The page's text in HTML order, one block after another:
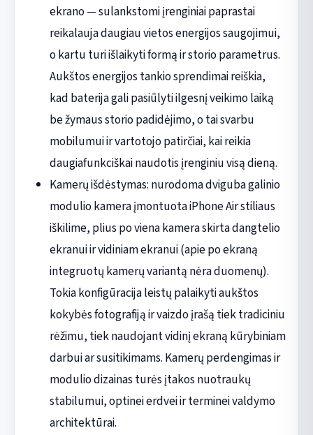
ekrano — sulankstomi įrenginiai paprastai
reikalauja daugiau vietos energijos saugojimui,
o kartu turi išlaikyti formą ir storio parametrus.
Aukštos energijos tankio sprendimai reiškia,
kad baterija gali pasiūlyti ilgesnį veikimo laiką
be žymaus storio padidėjimo, o tai svarbu
mobilumui ir vartotojo patirčiai, kai reikia
daugiafunkciškai naudotis įrenginiu visą dieną.
Kamerų išdėstymas: nurodoma dviguba galinio
modulio kamera įmontuota iPhone Air stiliaus
iškilime, plius po viena kamera skirta dangtelio
ekranui ir vidiniam ekranui (apie po ekraną
integruotų kamerų variantą nėra duomenų).
Tokia konfigūracija leistų palaikyti aukštos
kokybės fotografiją ir vaizdo įrašą tiek tradiciniu
rėžimu, tiek naudojant vidinį ekraną kūrybiniam
darbui ar susitikimams. Kamerų perdengimas ir
modulio dizainas turės įtakos nuotraukų
stabilumui, optinei erdvei ir terminei valdymo
architektūrai.